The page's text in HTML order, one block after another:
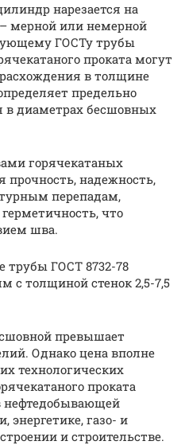
нарезается на
мерной или немерной
ГОСТу трубы
проката могут
в толщине
предельно
в диаметрах бесшовных
горячекатаных
надежность,
перепадам,
что
шва.
трубы ГОСТ 8732-78
с толщиной стенок 2,5-7,5
превышает
Однако цена вполне
технологических
проката
нефтедобывающей
энергетике, газо- и
и строительстве.